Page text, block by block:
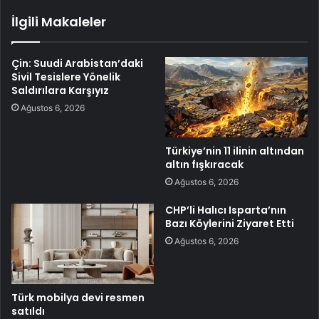
İlgili Makaleler
Çin: Suudi Arabistan’daki
Sivil Tesislere Yönelik
Saldırılara Karşıyız
Ağustos 6, 2026
Türkiye’nin 11 ilinin altından
altın fışkıracak
Ağustos 6, 2026
Türk mobilya devi resmen
satıldı
CHP’li Halıcı Isparta’nın
Bazı Köylerini Ziyaret Etti
Ağustos 6, 2026